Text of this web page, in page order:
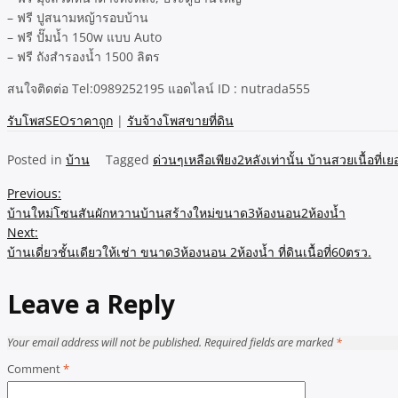
– ฟรี ปูสนามหญ้ารอบบ้าน
– ฟรี ปั๊มน้ำ 150w แบบ Auto
– ฟรี ถังสำรองน้ำ 1500 ลิตร
สนใจติดต่อ Tel:0989252195 แอดไลน์ ID : nutrada555
รับโพสSEOราคาถูก | รับจ้างโพสขายที่ดิน
Posted in บ้าน Tagged ด่วนๆเหลือเพียง2หลังเท่านั้น บ้านสวยเนื้อที่เย
Post
navigation
Previous:
บ้านใหม่โซนสันผักหวานบ้านสร้างใหม่ขนาด3ห้องนอน2ห้องน้ำ
Next:
บ้านเดี่ยวชั้นเดียวให้เช่า ขนาด3ห้องนอน 2ห้องน้ำ ที่ดินเนื้อที่60ตรว.
Leave a Reply
Your email address will not be published. Required fields are marked*
Comment*